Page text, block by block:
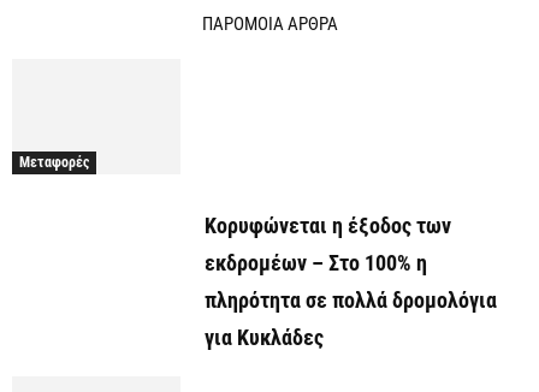
ΠΑΡΟΜΟΙΑ ΑΡΘΡΑ
Μεταφορές
Κορυφώνεται η έξοδος των
εκδρομέων – Στο 100% η
πληρότητα σε πολλά δρομολόγια
για Κυκλάδες